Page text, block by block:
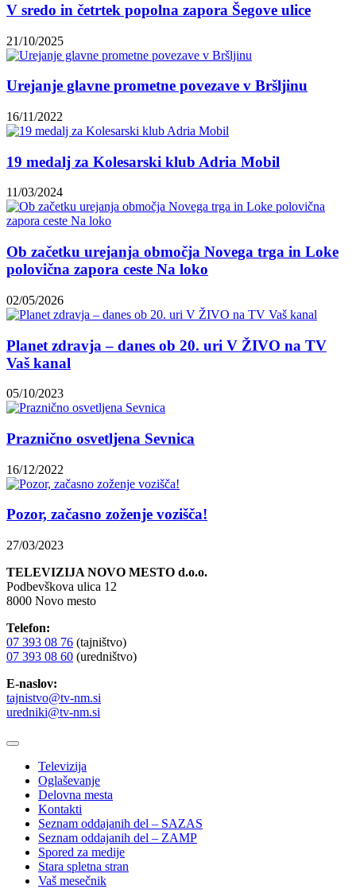
V sredo in četrtek popolna zapora Šegove ulice
21/10/2025
Urejanje glavne prometne povezave v Bršljinu
16/11/2022
19 medalj za Kolesarski klub Adria Mobil
11/03/2024
Ob začetku urejanja območja Novega trga in Loke
polovična zapora ceste Na loko
02/05/2026
Planet zdravja – danes ob 20. uri V ŽIVO na TV
Vaš kanal
05/10/2023
Praznično osvetljena Sevnica
16/12/2022
Pozor, začasno zoženje vozišča!
27/03/2023
TELEVIZIJA NOVO MESTO d.o.o.
Podbevškova ulica 12
8000 Novo mesto
Telefon:
07 393 08 76 (tajništvo)
07 393 08 60 (uredništvo)
E-naslov:
tajnistvo@tv-nm.si
uredniki@tv-nm.si
Televizija
Oglaševanje
Delovna mesta
Kontakti
Seznam oddajanih del – SAZAS
Seznam oddajanih del – ZAMP
Spored za medije
Stara spletna stran
Vaš mesečnik